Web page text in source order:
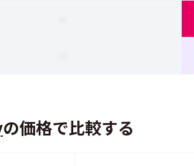
の価格で比較する